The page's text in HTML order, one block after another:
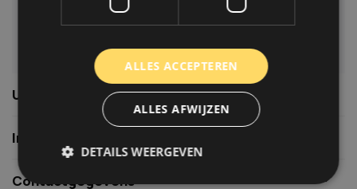
Usefull links
Informatie
Contactgegevens
ALLES ACCEPTEREN
ALLES AFWIJZEN
DETAILS WEERGEVEN